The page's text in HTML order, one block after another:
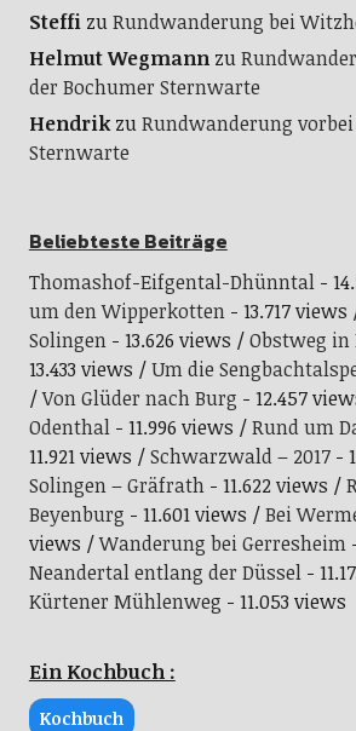
SteffizuRundwanderung bei
Helmut Wegmannzu
der Bochumer Sternwarte
HendrikzuRundwanderung
Sternwarte
Beliebteste Beiträge
Thomashof-Eifgental-Dhünntal-
um den Wipperkotten- 13.717 views
Solingen- 13.626 views Obstweg
13.433 views
Um die
Von Glüder nach Burg - 12.457
Odenthal- 11.996 views Rund um
11.921 views
Schwarzwald – 2017-
Solingen – Gräfrath- 11.622 views
Beyenburg - 11.601 views Bei
views
Wanderung bei Gerresheim
Neandertal entlang der Düssel-
Kürtener Mühlenweg - 11.053 views
Ein Kochbuch :
Kochbuch